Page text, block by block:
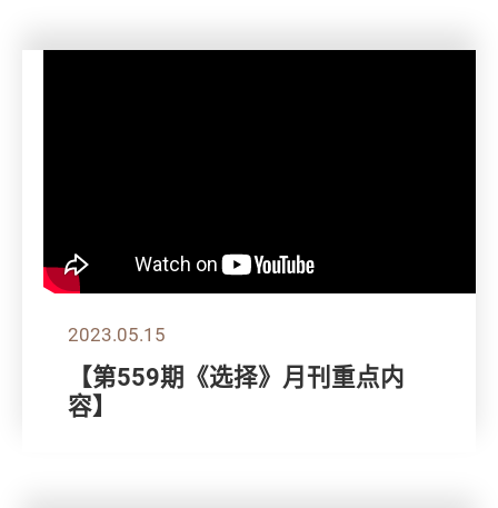
2023.05.15
【第559期《选择》月刊重点内
容】